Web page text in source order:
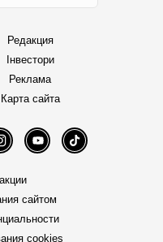
Редакция
Інвестори
Реклама
Карта сайта
InstagramYouTube TikTok
сайтом
cookies